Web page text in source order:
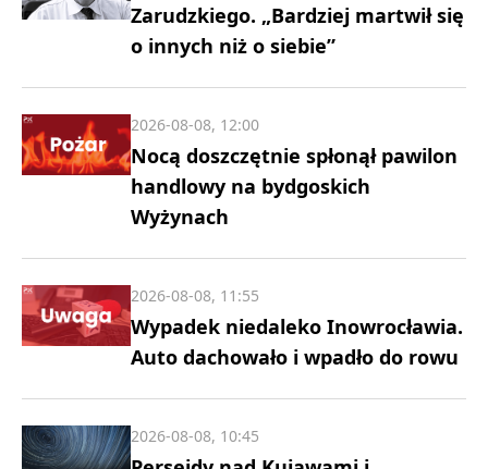
Zarudzkiego. „Bardziej martwił się
o innych niż o siebie”
Nocą doszczętnie spłonął pawilon
handlowy na bydgoskich
Wyżynach
2026-08-08, 12:00
Wypadek niedaleko Inowrocławia.
Auto dachowało i wpadło do rowu
2026-08-08, 11:55
2026-08-08, 10:45